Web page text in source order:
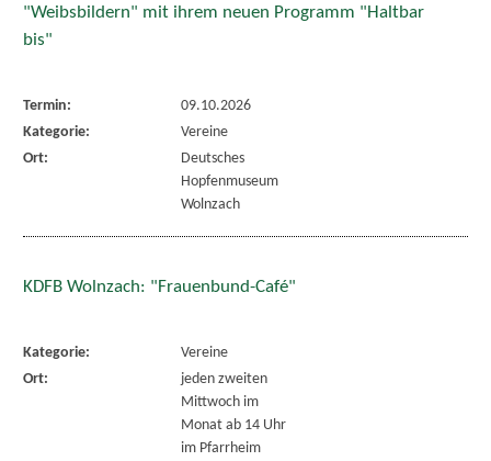
"Weibsbildern" mit ihrem neuen Programm "Haltbar
bis"
Termin:
09.10.2026
Kategorie:
Vereine
Ort:
Deutsches
Hopfenmuseum
Wolnzach
KDFB Wolnzach: "Frauenbund-Café"
Kategorie:
Vereine
Ort:
jeden zweiten
Mittwoch im
Monat ab 14 Uhr
im Pfarrheim